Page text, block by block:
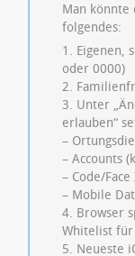
Man könnte
folgendes:
1. Eigenen,
oder 0000)
2.
3. Unter
erlauben“
–
– Accounts
– Code/Face
– Mobile
4. Browser
Whitelist
5. Neueste